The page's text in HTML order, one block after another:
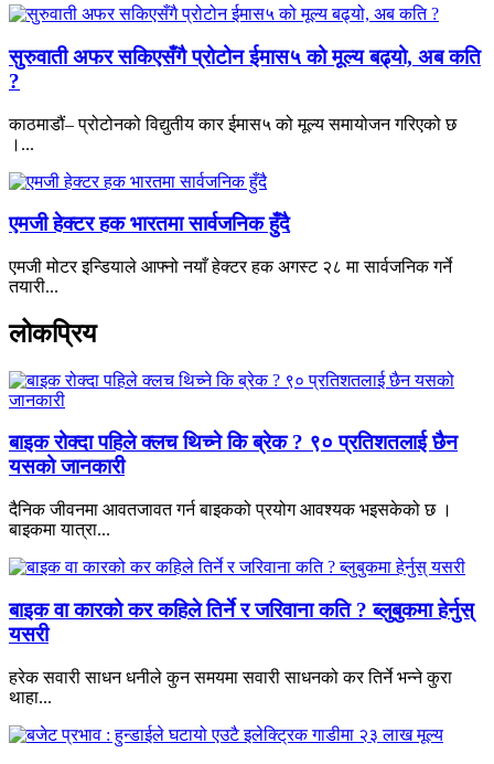
सुरुवाती अफर सकिएसँगै प्रोटोन ईमास५ को मूल्य बढ्यो, अब कति
?
काठमाडौं– प्रोटोनको विद्युतीय कार ईमास५ को मूल्य समायोजन गरिएको छ
।...
एमजी हेक्टर हक भारतमा सार्वजनिक हुँदै
एमजी मोटर इन्डियाले आफ्नो नयाँ हेक्टर हक अगस्ट २८ मा सार्वजनिक गर्ने
तयारी...
लोकप्रिय
बाइक रोक्दा पहिले क्लच थिच्ने कि ब्रेक ? ९० प्रतिशतलाई छैन
यसको जानकारी
दैनिक जीवनमा आवतजावत गर्न बाइकको प्रयोग आवश्यक भइसकेको छ ।
बाइकमा यात्रा...
बाइक वा कारको कर कहिले तिर्ने र जरिवाना कति ? ब्लुबुकमा हेर्नुस्
यसरी
हरेक सवारी साधन धनीले कुन समयमा सवारी साधनको कर तिर्ने भन्ने कुरा
थाहा...